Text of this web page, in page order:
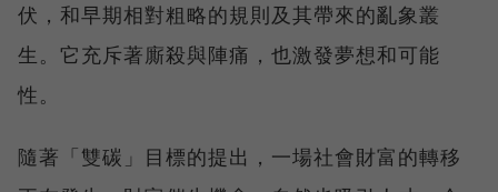
伏，和早期相對粗略的規則及其帶來的亂象叢
生。它充斥著廝殺與陣痛，也激發夢想和可能
性。
隨著「雙碳」目標的提出，一場社會財富的轉移